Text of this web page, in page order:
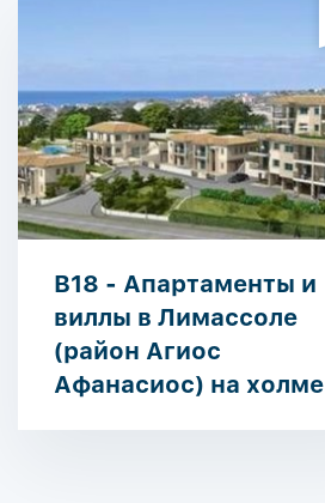
B18 - Апартаменты и
виллы в Лимассоле
(район Агиос
Афанасиос) на холме